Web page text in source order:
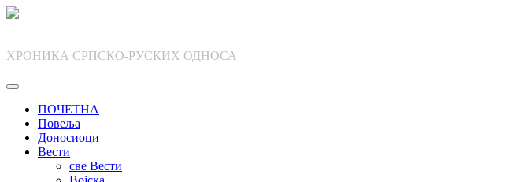
Skip
ХРОНИКА СРПСКО-РУСКИХ ОДНОСА
ПОЧЕТНА
Повеља
Доносиоци
Вести
све Вести